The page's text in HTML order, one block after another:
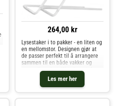
264,00 kr
Les mer her
Lysestaker i to pakker - en liten og
en mellomstor. Designen gjør at
de passer perfekt til å arrangere
sammen til en både vakker og
og andre Lysestaker & Lyslykter
hos Royal Design.